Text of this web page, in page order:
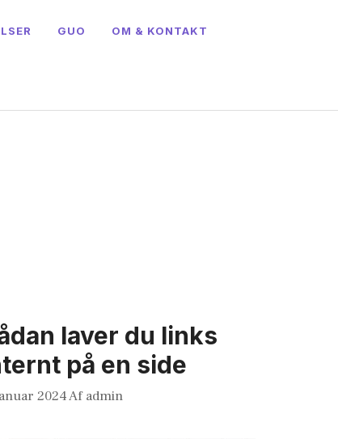
GUO OM & KONTAKT
laver du links
på en side
2024Afadmin